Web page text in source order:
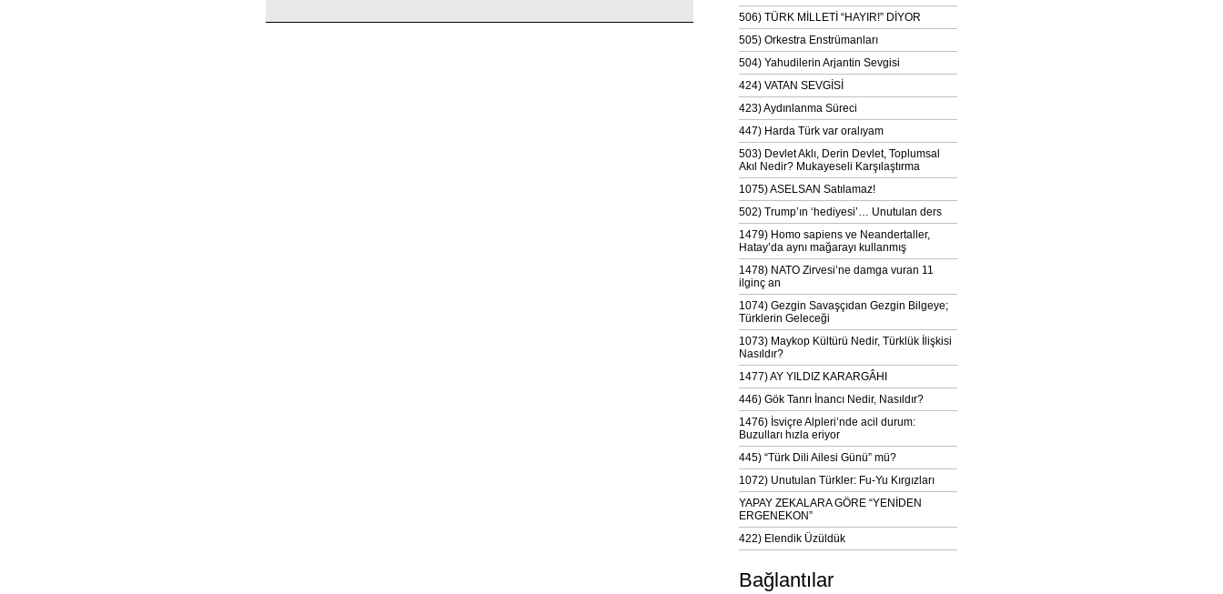
506) TÜRK MİLLETİ “HAYIR!” DİYOR
505) Orkestra Enstrümanları
504) Yahudilerin Arjantin Sevgisi
424) VATAN SEVGİSİ
423) Aydınlanma Süreci
447) Harda Türk var oralıyam
503) Devlet Aklı, Derin Devlet, Toplumsal
Akıl Nedir? Mukayeseli Karşılaştırma
1075) ASELSAN Satılamaz!
502) Trump’ın ‘hediyesi’… Unutulan ders
1479) Homo sapiens ve Neandertaller,
Hatay’da aynı mağarayı kullanmış
1478) NATO Zirvesi’ne damga vuran 11
ilginç an
1074) Gezgin Savaşçıdan Gezgin Bilgeye;
Türklerin Geleceği
1073) Maykop Kültürü Nedir, Türklük İlişkisi
Nasıldır?
1477) AY YILDIZ KARARGÂHI
446) Gök Tanrı İnancı Nedir, Nasıldır?
1476) İsviçre Alpleri’nde acil durum:
Buzulları hızla eriyor
445) “Türk Dili Ailesi Günü” mü?
1072) Unutulan Türkler: Fu-Yu Kırgızları
YAPAY ZEKALARA GÖRE “YENİDEN
ERGENEKON”
422) Elendik Üzüldük
Bağlantılar